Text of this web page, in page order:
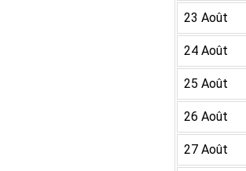
23 Août
24 Août
25 Août
26 Août
27 Août